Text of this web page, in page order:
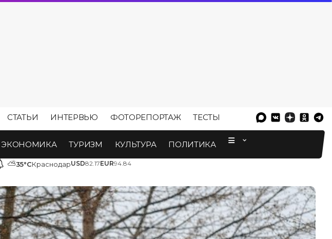
СТАТЬИ ИНТЕРВЬЮ ФОТОРЕПОРТАЖ ТЕСТЫ
ЭКОНОМИКА ТУРИЗМ КУЛЬТУРА ПОЛИТИКА
⛅35°CКраснодарUSD82.17EUR94.84